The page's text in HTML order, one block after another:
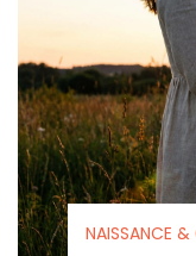
NAISSANCE &